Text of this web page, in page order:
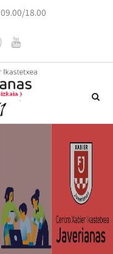
09.00/18.00